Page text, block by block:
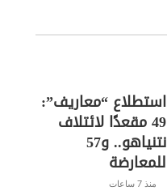
استطلاع “معاريف”:
49 مقعدًا لائتلاف
نتنياهو.. و57
للمعارضة
منذ 7 ساعات